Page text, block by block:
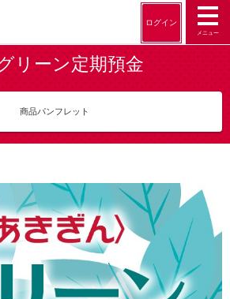
メニュー
ログイン
リーン定期預金
商品パンフレット